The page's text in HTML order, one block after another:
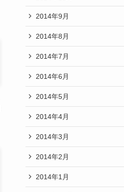
2014年9月
2014年8月
2014年7月
2014年6月
2014年5月
2014年4月
2014年3月
2014年2月
2014年1月